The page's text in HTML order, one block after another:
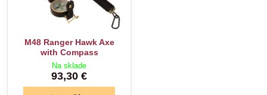
M48 Ranger Hawk Axe
with Compass
Na sklade
93,30 €